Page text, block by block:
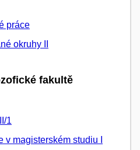
práce
okruhy II
fakultě
1
magisterském studiu I